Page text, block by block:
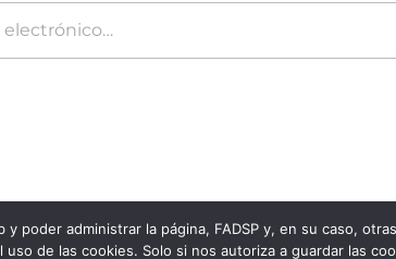
|Política de Privacidad|Política de Cookies
poder administrar la página, FADSP y, en su caso,
de las cookies. Solo si nos autoriza a guardar las